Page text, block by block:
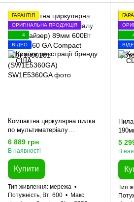
ГАРАНТІЯ
ОРИГІНАЛЬНА ПРОДУКЦІЯ
4
ВІДЕО
Компактна циркулярна пилка
по мультиматеріалу
(роторайзер) 89мм 600Вт SKIL
5360 GA Compact 11071500101
6 889 грн
В наявності
Купити
Тип живлення мережа
Потужність, Вт 600
Макс.
5
В
Тип